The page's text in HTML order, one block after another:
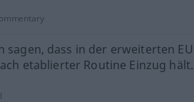
sagen, dass in der erweiterten EU
etablierter Routine Einzug hält.